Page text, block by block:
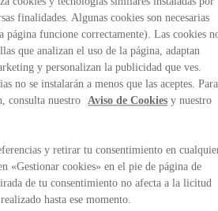
finalidades. Algunas cookies son necesarias
página funcione correctamente). Las cookies
que analizan el uso de la página, adaptan
y personalizan la publicidad que ves.
no se instalarán a menos que las aceptes. Para
consulta nuestro
Aviso de Cookies y nuestro
y retirar tu consentimiento en
«Gestionar cookies» en el pie de página de
de tu consentimiento no afecta a la licitud
hasta ese momento.